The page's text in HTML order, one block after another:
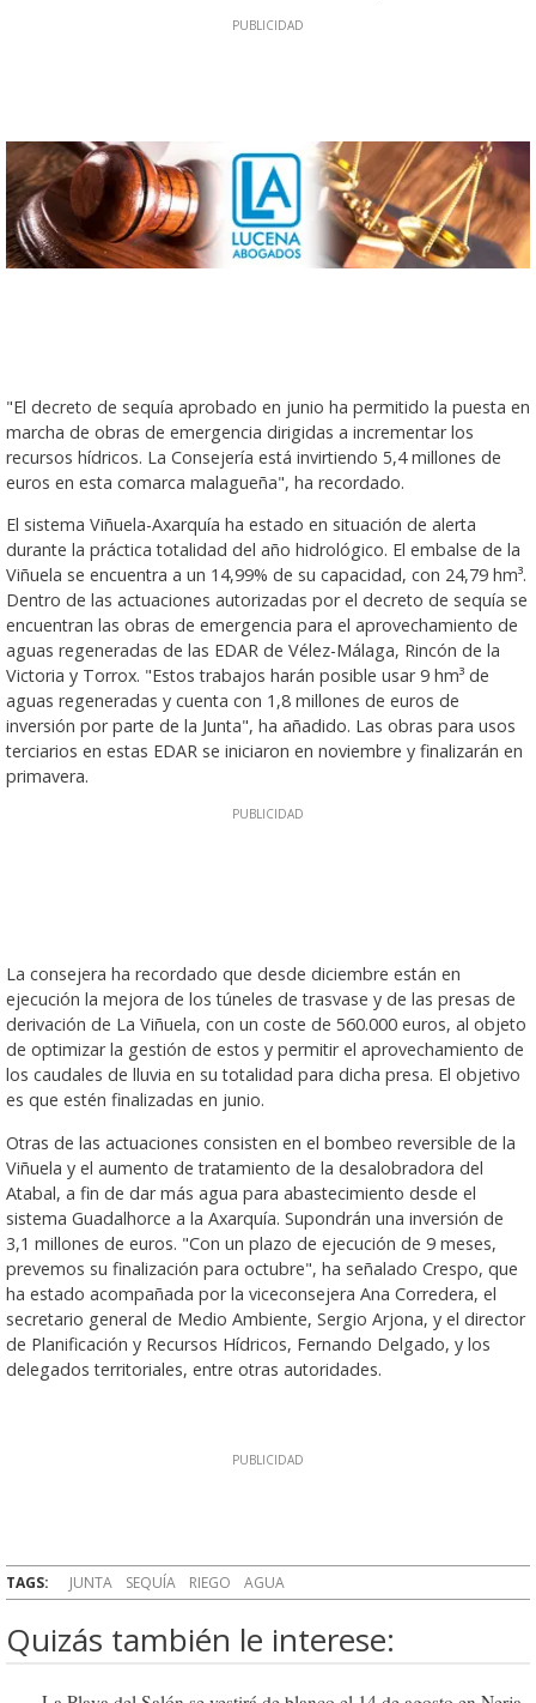
"El decreto de sequía aprobado en junio ha permitido la puesta en
marcha de obras de emergencia dirigidas a incrementar los
recursos hídricos. La Consejería está invirtiendo 5,4 millones de
euros en esta comarca malagueña", ha recordado.
El sistema Viñuela-Axarquía ha estado en situación de alerta
durante la práctica totalidad del año hidrológico. El embalse de la
Viñuela se encuentra a un 14,99% de su capacidad, con 24,79 hm³.
Dentro de las actuaciones autorizadas por el decreto de sequía se
encuentran las obras de emergencia para el aprovechamiento de
aguas regeneradas de las EDAR de Vélez-Málaga, Rincón de la
Victoria y Torrox. "Estos trabajos harán posible usar 9 hm³ de
aguas regeneradas y cuenta con 1,8 millones de euros de
inversión por parte de la Junta", ha añadido. Las obras para usos
terciarios en estas EDAR se iniciaron en noviembre y finalizarán en
primavera.
La consejera ha recordado que desde diciembre están en
ejecución la mejora de los túneles de trasvase y de las presas de
derivación de La Viñuela, con un coste de 560.000 euros, al objeto
de optimizar la gestión de estos y permitir el aprovechamiento de
los caudales de lluvia en su totalidad para dicha presa. El objetivo
es que estén finalizadas en junio.
Otras de las actuaciones consisten en el bombeo reversible de la
Viñuela y el aumento de tratamiento de la desalobradora del
Atabal, a fin de dar más agua para abastecimiento desde el
sistema Guadalhorce a la Axarquía. Supondrán una inversión de
3,1 millones de euros. "Con un plazo de ejecución de 9 meses,
prevemos su finalización para octubre", ha señalado Crespo, que
ha estado acompañada por la viceconsejera Ana Corredera, el
secretario general de Medio Ambiente, Sergio Arjona, y el director
de Planificación y Recursos Hídricos, Fernando Delgado, y los
delegados territoriales, entre otras autoridades.
TAGS: JUNTA SEQUÍA RIEGO AGUA
Quizás también le interese: